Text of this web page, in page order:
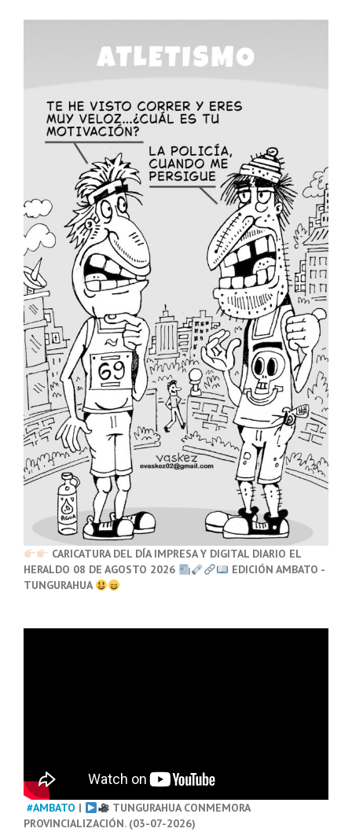
CARICATURA DEL DÍA IMPRESA Y DIGITAL DIARIO EL
HERALDO 08 DE AGOSTO 2026
EDICIÓN AMBATO -
TUNGURAHUA
#AMBATO |
TUNGURAHUA CONMEMORA
PROVINCIALIZACIÓN. (03-07-2026)